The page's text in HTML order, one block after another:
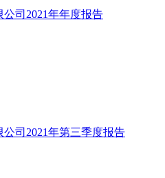
司2021年年度报告
司2021年第三季度报告